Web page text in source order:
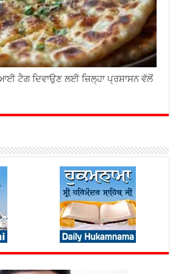
ਟੈਗ ਦਿਵਾਉਣ ਲਈ ਜ਼ਿਲ੍ਹਾ ਪ੍ਰਸ਼ਾਸਨ ਵੱਲੋਂ